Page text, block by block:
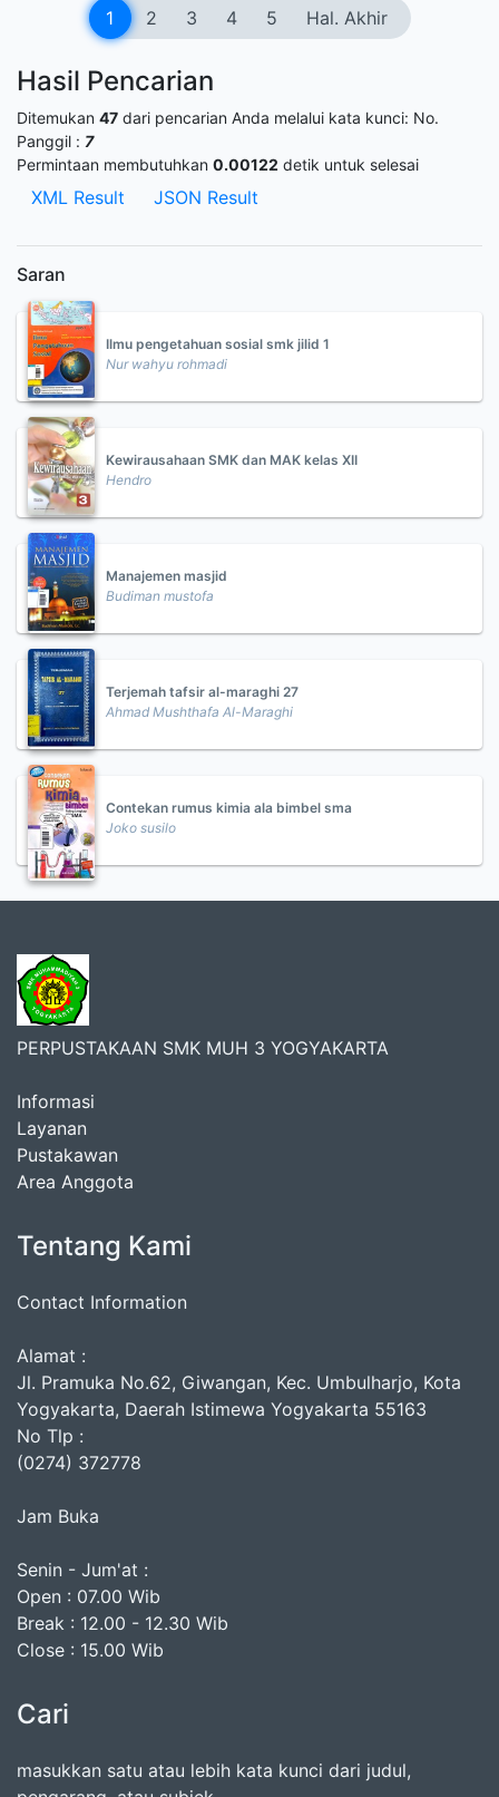
1 2 3 4 5 Hal. Akhir
Hasil Pencarian
Ditemukan 47 dari pencarian Anda melalui kata kunci: No.
Panggil : 7
Permintaan membutuhkan 0.00122 detik untuk selesai
XML Result JSON Result
Saran
Ilmu pengetahuan sosial smk jilid 1
Nur wahyu rohmadi
Kewirausahaan SMK dan MAK kelas XII
Hendro
Manajemen masjid
Budiman mustofa
Terjemah tafsir al-maraghi 27
Ahmad Mushthafa Al-Maraghi
Contekan rumus kimia ala bimbel sma
Joko susilo
PERPUSTAKAAN SMK MUH 3 YOGYAKARTA
Informasi
Layanan
Pustakawan
Area Anggota
Tentang Kami
Contact Information
Alamat :
Jl. Pramuka No.62, Giwangan, Kec. Umbulharjo, Kota
Yogyakarta, Daerah Istimewa Yogyakarta 55163
No Tlp :
(0274) 372778
Jam Buka
Senin - Jum'at :
Open : 07.00 Wib
Break : 12.00 - 12.30 Wib
Close : 15.00 Wib
Cari
masukkan satu atau lebih kata kunci dari judul,